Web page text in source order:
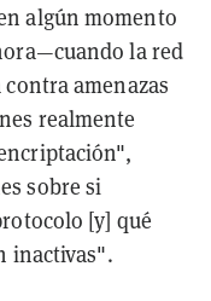
algún momento
la red
amenazas
realmente
sobre si
[y] qué
inactivas".